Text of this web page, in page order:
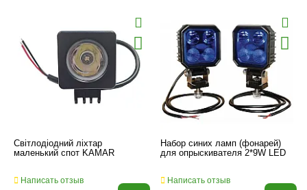
Світлодіодний ліхтар
маленький спот KAMAR
Написать отзыв
Набор синих ламп (фонарей)
для опрыскивателя 2*9W LED
Написать отзыв